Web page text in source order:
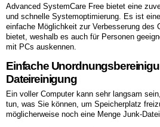
Advanced SystemCare Free bietet eine
und schnelle Systemoptimierung. Es ist
einfache Möglichkeit zur Verbesserung des
bietet, weshalb es auch für Personen
mit PCs auskennen.
Einfache
Dateireinigung
Ein voller Computer kann sehr langsam
tun, was Sie können, um Speicherplatz
möglicherweise noch eine Menge Junk-